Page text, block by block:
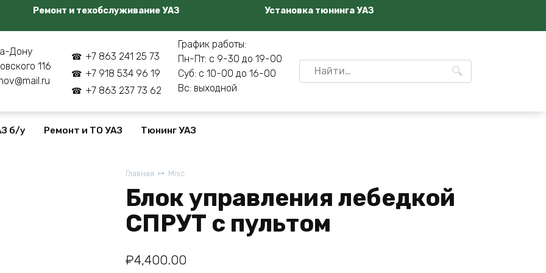
Ремонт и техобслуживание УАЗ Установка тюнинга УАЗ
Дону
116
+7 863 241 25 73
+7 918 534 96 19
+7 863 237 73 62
График работы:
Пн-Пт: с 9-30 до 19-00
Суб: с 10-00 до 16-00
Вс: выходной
Search
for:
б/у Ремонт и ТО УАЗ Тюнинг УАЗ
Главная Misc
Блок управления лебедкой
СПРУТ с пультом
₽4,400.00